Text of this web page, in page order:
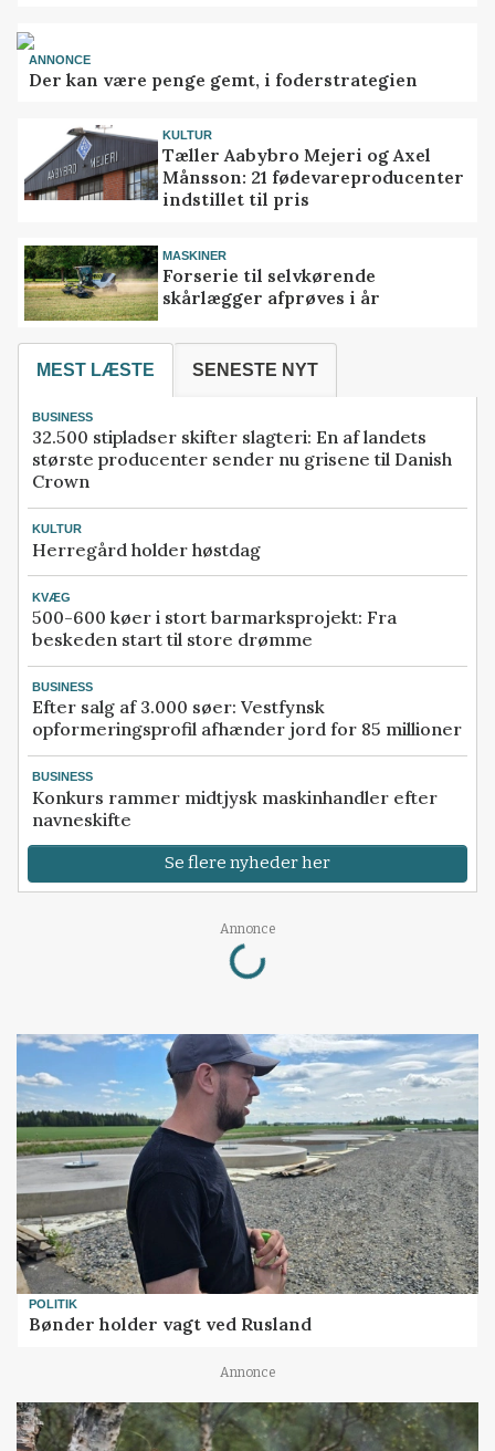
ANNONCE
Der kan være penge gemt, i foderstrategien
KULTUR
Tæller Aabybro Mejeri og Axel
Månsson: 21 fødevareproducenter
indstillet til pris
MASKINER
Forserie til selvkørende
skårlægger afprøves i år
MEST LÆSTE SENESTE NYT
BUSINESS
32.500 stipladser skifter slagteri: En af landets
største producenter sender nu grisene til Danish
Crown
KULTUR
Herregård holder høstdag
KVÆG
500-600 køer i stort barmarksprojekt: Fra
beskeden start til store drømme
BUSINESS
Efter salg af 3.000 søer: Vestfynsk
opformeringsprofil afhænder jord for 85 millioner
BUSINESS
Konkurs rammer midtjysk maskinhandler efter
navneskifte
Se flere nyheder her
Annonce
Loading...
POLITIK
Bønder holder vagt ved Rusland
Annonce